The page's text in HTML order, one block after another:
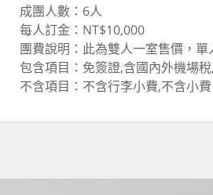
成團人數：6人
每人訂金：NT$10,000
團費說明：此為雙人一室售價，
包含項目：免簽證,含國內外機場
不含項目：不含行李小費,不含小費